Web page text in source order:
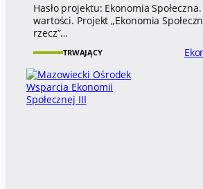
Hasło projektu: Ekonomia
wartości. Projekt „Ekonomia
rzecz”…
TRWAJĄCY